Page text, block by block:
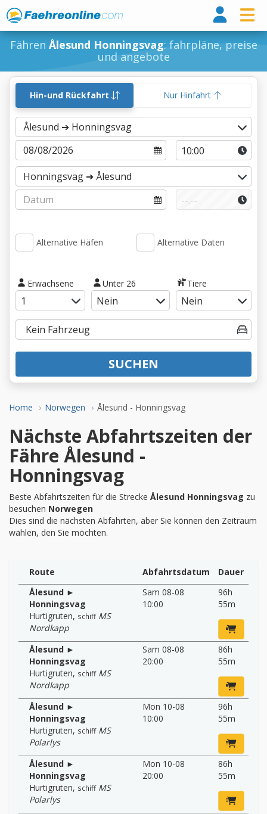
Fähren Ålesund Honningsvag: fahrpläne, preise
und angebote
Home Norwegen Ålesund - Honningsvag
Hin-und Rückfahrt Nur Hinfahrt
Alternative Häfen Alternative Daten
Erwachsene Unter 26 Tiere
SUCHEN
Nächste Abfahrtszeiten der
Fähre Ålesund -
Honningsvag
Beste Abfahrtszeiten für die Strecke Ålesund Honningsvag zu
besuchen Norwegen
Dies sind die nächsten Abfahrten, aber Sie können den Zeitraum
wählen, den Sie möchten.
Route Abfahrtsdatum
Dauer
Ålesund ►
Honningsvag
Hurtigruten, schiff MS
Nordkapp
Sam 08-08
10:00
96h
55m
Ålesund ►
Honningsvag
Hurtigruten, schiff MS
Nordkapp
Sam 08-08
20:00
86h
55m
Ålesund ►
Honningsvag
Hurtigruten, schiff MS
Polarlys
Mon 10-08
10:00
96h
55m
Ålesund ►
Honningsvag
Hurtigruten, schiff MS
Polarlys
Mon 10-08
20:00
86h
55m